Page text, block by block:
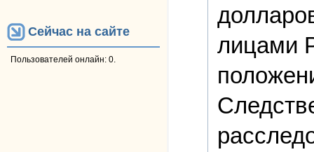
Сейчас на сайте
Пользователей онлайн: 0.
лицами